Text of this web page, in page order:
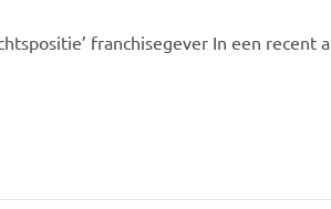
franchisegever In een recent